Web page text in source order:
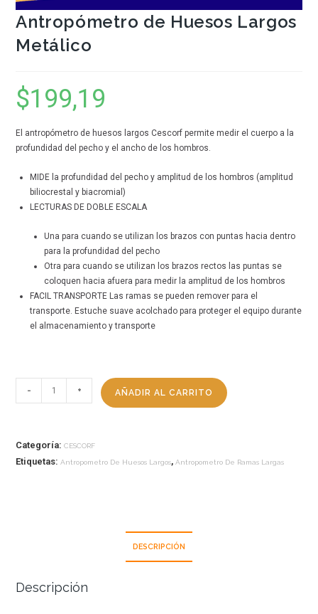
Antropómetro de Huesos Largos
Metálico
$199,19
El antropómetro de huesos largos Cescorf permite medir el cuerpo a la
profundidad del pecho y el ancho de los hombros.
MIDE la profundidad del pecho y amplitud de los hombros (amplitud
biliocrestal y biacromial)
LECTURAS DE DOBLE ESCALA
Una para cuando se utilizan los brazos con puntas hacia dentro
para la profundidad del pecho
Otra para cuando se utilizan los brazos rectos las puntas se
coloquen hacia afuera para medir la amplitud de los hombros
FACIL TRANSPORTE Las ramas se pueden remover para el
transporte. Estuche suave acolchado para proteger el equipo durante
el almacenamiento y transporte
- + AÑADIR AL CARRITO
Categoría:CESCORF
Etiquetas:Antropometro De Huesos Largos,Antropometro De Ramas Largas
DESCRIPCIÓN
Descripción